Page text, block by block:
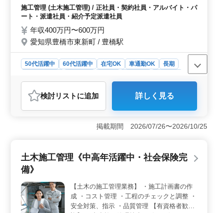
50代、60代の経験者歓迎です。
施工管理 (土木施工管理) / 正社員・契約社員・アルバイト・パ
ート・派遣社員・紹介予定派遣社員
年収400万円〜600万円
愛知県豊橋市東新町 / 豊橋駅
50代活躍中 60代活躍中 在宅OK 車通勤OK
長期
アルバイト・パート
おすすめポイント
＜多岐にわたる業務内容＞ 土木工事の施工管理を担当
し、施工計画書作成からコスト管理、工程調整、安全対
策、品質管理までカバーします。土木施工管理技士（1級
ルバイト・パート・派遣社員・紹介予定派遣社員の選択
肢があります。年収は能力・資格により400〜600万円で
険・労災保険完備しています。 ＜拠点と環境＞ 愛
知県豊橋市東新町の拠点で、豊橋駅近くです。週5日、土
日祝が休みです。8:00〜17:00の勤務で1時間の休憩あり
検討リスト に追加 詳しく見る
掲載期間 2026/07/26〜2026/10/25
土木施工管理《中高年活躍中・社会保険完
備》
【土木の施工管理業務】 ・施工計画書の作
成 ・コスト管理 ・工程のチェックと調整 ・
安全対策、指示 ・品質管理 【有資格者歓